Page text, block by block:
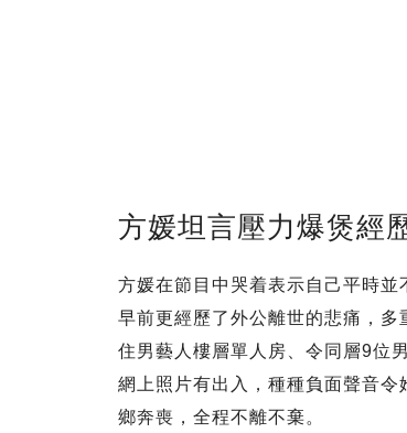
方媛坦言壓力爆煲經
方媛在節目中哭着表示自己平時
早前更經歷了外公離世的悲痛，
住男藝人樓層單人房、令同層9位
網上照片有出入，種種負面聲音
鄉奔喪，全程不離不棄。